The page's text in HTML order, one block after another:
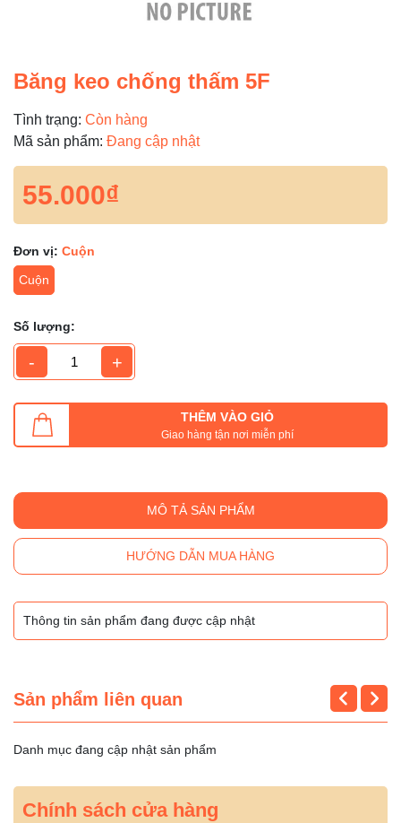
Băng keo chống thấm 5F
Tình trạng: Còn hàng
Mã sản phẩm: Đang cập nhật
55.000₫
Đơn vị: Cuộn
Cuộn
Số lượng:
- +
THÊM VÀO GIỎ
Giao hàng tận nơi miễn phí
MÔ TẢ SẢN PHẨM
HƯỚNG DẪN MUA HÀNG
Thông tin sản phẩm đang được cập nhật
Sản phẩm liên quan
Danh mục đang cập nhật sản phẩm
Chính sách cửa hàng